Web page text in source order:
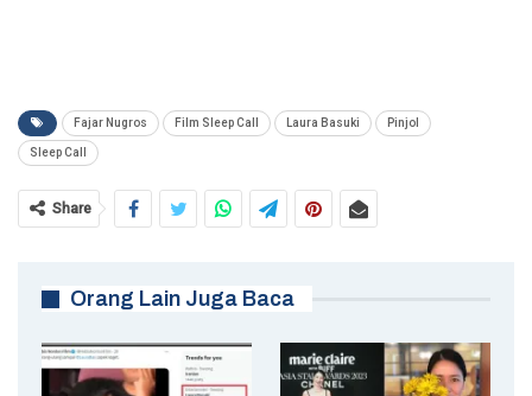
Fajar Nugros Film Sleep Call Laura Basuki Pinjol
Sleep Call
Share
Orang Lain Juga Baca